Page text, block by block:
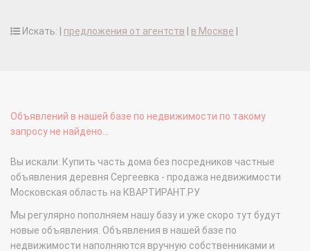
Искать: | предложения от агентств в Москве
Объявлений в нашей базе по недвижимости по такому
запросу не найдено...
Вы искали: Купить часть дома без посредников частные
объявления деревня Сергеевка - продажа недвижимости
Московская область на КВАРТИРАНТ.РУ
Мы регулярно пополняем нашу базу и уже скоро тут будут
новые объявления. Объявления в нашей базе по
недвижимости наполняются вручную собственниками и